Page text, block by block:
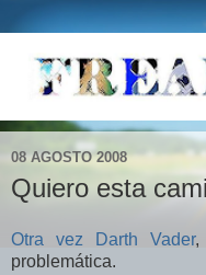
08 AGOSTO 2008
Quiero esta
Otra vez Darth Vader,
problemática.